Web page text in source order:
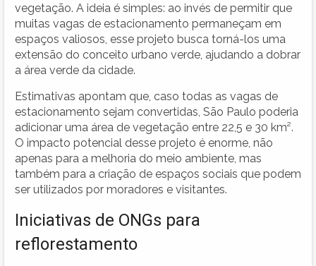
vegetação. A ideia é simples: ao invés de permitir que
muitas vagas de estacionamento permaneçam em
espaços valiosos, esse projeto busca torná-los uma
extensão do conceito urbano verde, ajudando a dobrar
a área verde da cidade.
Estimativas apontam que, caso todas as vagas de
estacionamento sejam convertidas, São Paulo poderia
adicionar uma área de vegetação entre 22,5 e 30 km².
O impacto potencial desse projeto é enorme, não
apenas para a melhoria do meio ambiente, mas
também para a criação de espaços sociais que podem
ser utilizados por moradores e visitantes.
Iniciativas de ONGs para
reflorestamento